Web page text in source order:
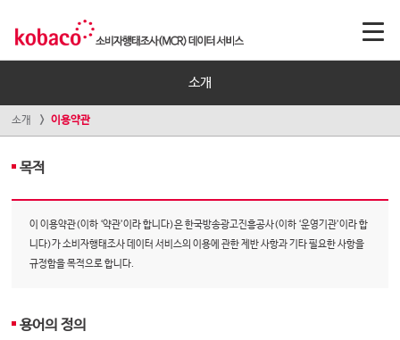
소개
소개 이용약관
목적
이 이용약관(이하 ‘약관’이라 합니다)은 한국방송광고진흥공사(이하 ‘운영기관’이라 합
니다)가 소비자행태조사 데이터 서비스의 이용에 관한 제반 사항과 기타 필요한 사항을
규정함을 목적으로 합니다.
용어의 정의